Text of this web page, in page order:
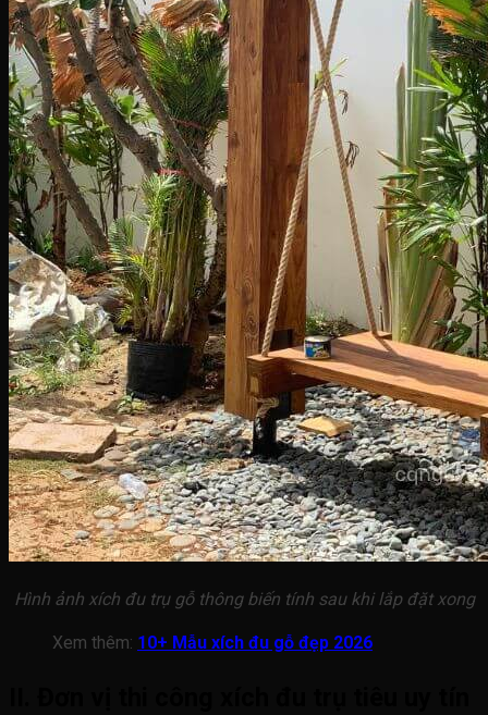
Hình ảnh xích đu trụ gỗ thông biến tính sau khi lắp đặt xong
Xem thêm: 10+ Mẫu xích đu gỗ đẹp 2026